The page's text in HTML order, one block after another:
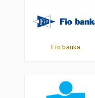
Fio banka